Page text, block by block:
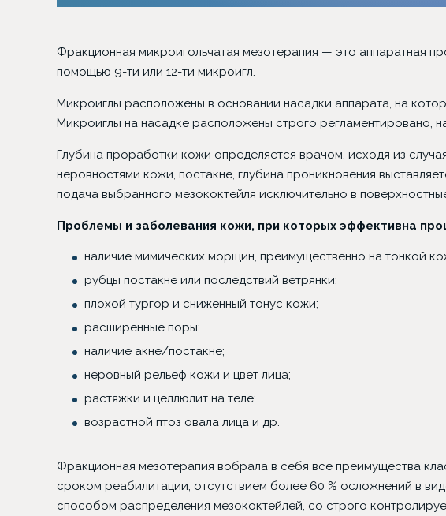
Фракционная микроигольчатая мезотерапия — это аппаратная
помощью 9-ти или 12-ти микроигл.
Микроиглы расположены в основании насадки аппарата, на
Микроиглы на насадке расположены строго регламентировано,
Глубина проработки кожи определяется врачом, исходя из
неровностями кожи, постакне, глубина проникновения
подача выбранного мезококтейля исключительно в
Проблемы и заболевания кожи, при которых эффективна
наличие мимических морщин, преимущественно на тонкой
рубцы постакне или последствий ветрянки;
плохой тургор и сниженный тонус кожи;
расширенные поры;
наличие акне/постакне;
неровный рельеф кожи и цвет лица;
растяжки и целлюлит на теле;
возрастной птоз овала лица и др.
Фракционная мезотерапия вобрала в себя все преимущества
сроком реабилитации, отсутствием более 60 % осложнений в
способом распределения мезококтейлей, со строго
Трансплантация в зону
бровей